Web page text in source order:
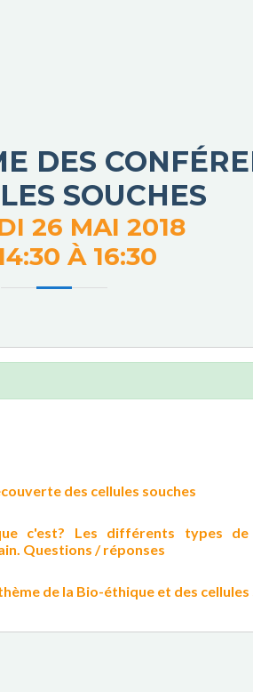
DES
SOUCHES
26 MAI 2018
À 16:30
des cellules souches
c'est? Les différents types de
Questions / réponses
de la Bio-éthique et des cellules